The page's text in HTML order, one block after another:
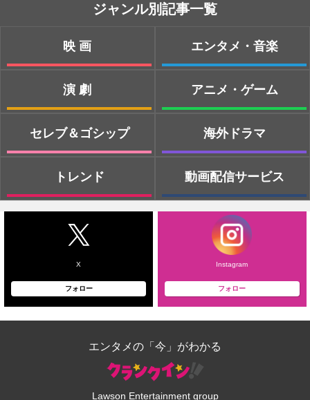
ジャンル別記事一覧
映画
演劇
セレブ＆ゴシップ
トレンド
エンタメ・音楽
アニメ・ゲーム
海外ドラマ
動画配信サービス
X
フォロー
Instagram
フォロー
エンタメの「今」がわかる
Lawson Entertainment group